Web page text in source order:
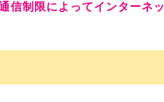
信制限によってインターネッ